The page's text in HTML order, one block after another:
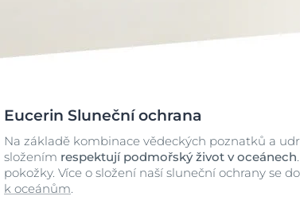
Suchá pokožka
4.9292
Koupit
Eucerin Sluneční ochrana
Na základě kombinace vědeckých poznatků a
složením respektují podmořský život v oceánech
pokožky. Více o složení naší sluneční ochrany se
k oceánům.